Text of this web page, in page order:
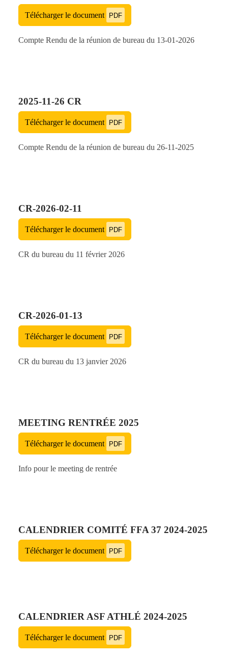
Télécharger le document PDF
Compte Rendu de la réunion de bureau du 13-01-2026
2025-11-26 CR
Télécharger le document PDF
Compte Rendu de la réunion de bureau du 26-11-2025
CR-2026-02-11
Télécharger le document PDF
CR du bureau du 11 février 2026
CR-2026-01-13
Télécharger le document PDF
CR du bureau du 13 janvier 2026
MEETING RENTRÉE 2025
Télécharger le document PDF
Info pour le meeting de rentrée
CALENDRIER COMITÉ FFA 37 2024-2025
Télécharger le document PDF
CALENDRIER ASF ATHLÉ 2024-2025
Télécharger le document PDF